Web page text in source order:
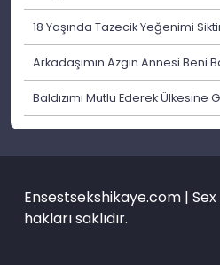
18 Yaşında Tazecik Yeğenimi
Arkadaşımın Azgın Annesi Beni
Baldızımı Mutlu Ederek Ülkesine
Ensestsekshikaye.com |
hakları saklıdır.